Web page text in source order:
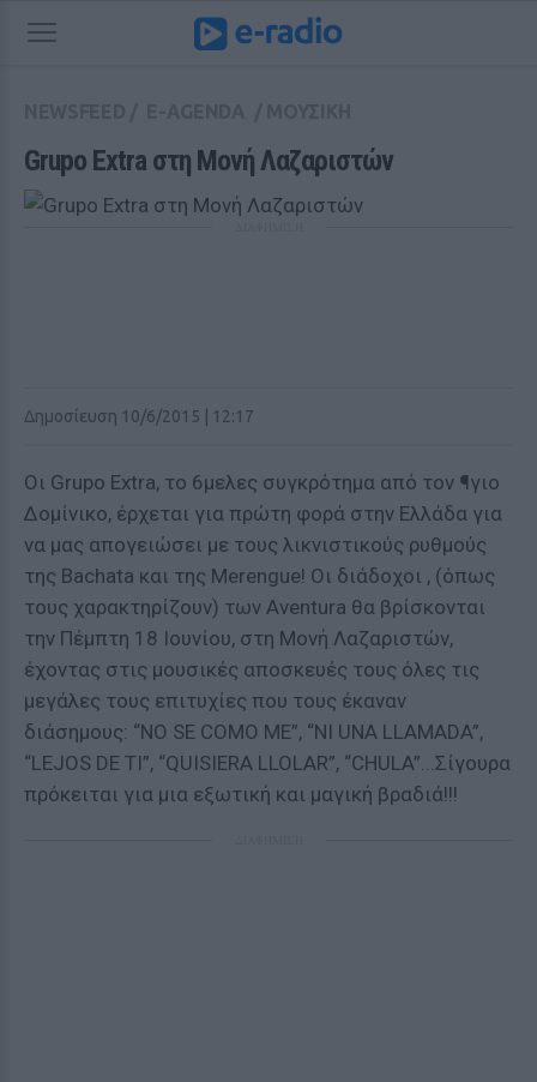
Grupo Extra στη Μονή Λαζαριστών
Δημοσίευση 10/6/2015 | 12:17
Οι Grupo Extra, το 6μελες συγκρότημα από τον ¶γιο
Δομίνικο, έρχεται για πρώτη φορά στην Ελλάδα για
να μας απογειώσει με τους λικνιστικούς ρυθμούς
της Bachata και της Μerengue! Οι διάδοχοι , (όπως
τους χαρακτηρίζουν) των Aventura θα βρίσκονται
την Πέμπτη 18 Ιουνίου, στη Μονή Λαζαριστών,
έχοντας στις μουσικές αποσκευές τους όλες τις
μεγάλες τους επιτυχίες που τους έκαναν
διάσημους: “NO SE COMO ME”, “NI UNA LLAMADA”,
“LEJOS DE TI”, “QUISIERA LLOLAR”, “CHULA”...Σίγουρα
πρόκειται για μια εξωτική και μαγική βραδιά!!!